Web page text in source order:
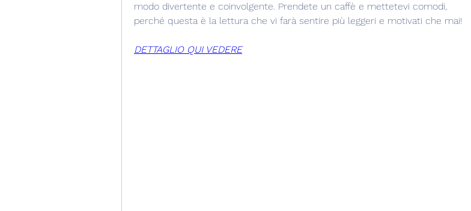
modo divertente e coinvolgente. Prendete un caffè e mettetevi comodi,
perché questa è la lettura che vi farà sentire più leggeri e motivati che mai!
DETTAGLIO QUI VEDERE